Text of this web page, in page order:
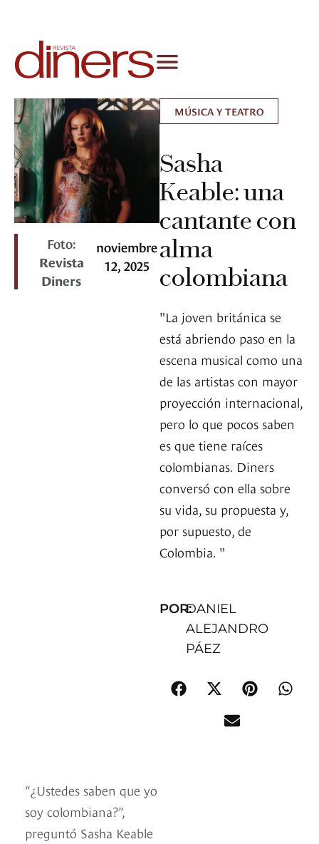
Foto:
Revista
Diners
noviembre
12, 2025
MÚSICA Y TEATRO
Sasha
Keable: una
cantante con
alma
colombiana
"La joven británica se
está abriendo paso en la
escena musical como una
de las artistas con mayor
proyección internacional,
pero lo que pocos saben
es que tiene raíces
colombianas. Diners
conversó con ella sobre
su vida, su propuesta y,
por supuesto, de
Colombia. "
POR:DANIEL
ALEJANDRO
PÁEZ
“¿Ustedes saben que yo
soy colombiana?”,
preguntó Sasha Keable